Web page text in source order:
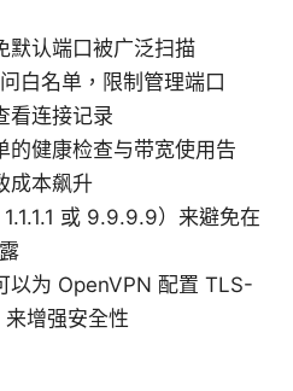
默认端口被广泛扫描
白名单，限制管理端口
看连接记录
的健康检查与带宽使用告
成本飙升
或 9.9.9.9）来避免在
以为 OpenVPN 配置 TLS-
增强安全性